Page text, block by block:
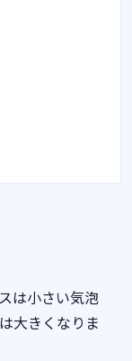
は小さい気泡
大きくなりま